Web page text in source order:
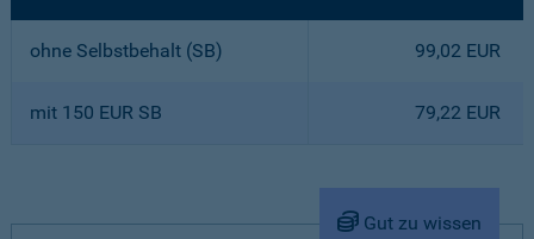
ohne Selbstbehalt (SB) 99,02 EUR
mit 150 EUR SB 79,22 EUR
Gut zu wissen